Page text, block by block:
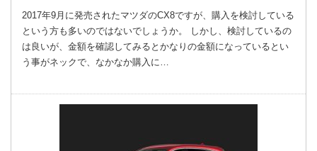
2017年9月に発売されたマツダのCX8ですが、購入を検討している
という方も多いのではないでしょうか。 しかし、検討しているの
は良いが、金額を確認してみるとかなりの金額になっているとい
う事がネックで、なかなか購入に…